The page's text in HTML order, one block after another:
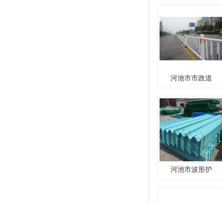
河池市市政道
河池市波形护